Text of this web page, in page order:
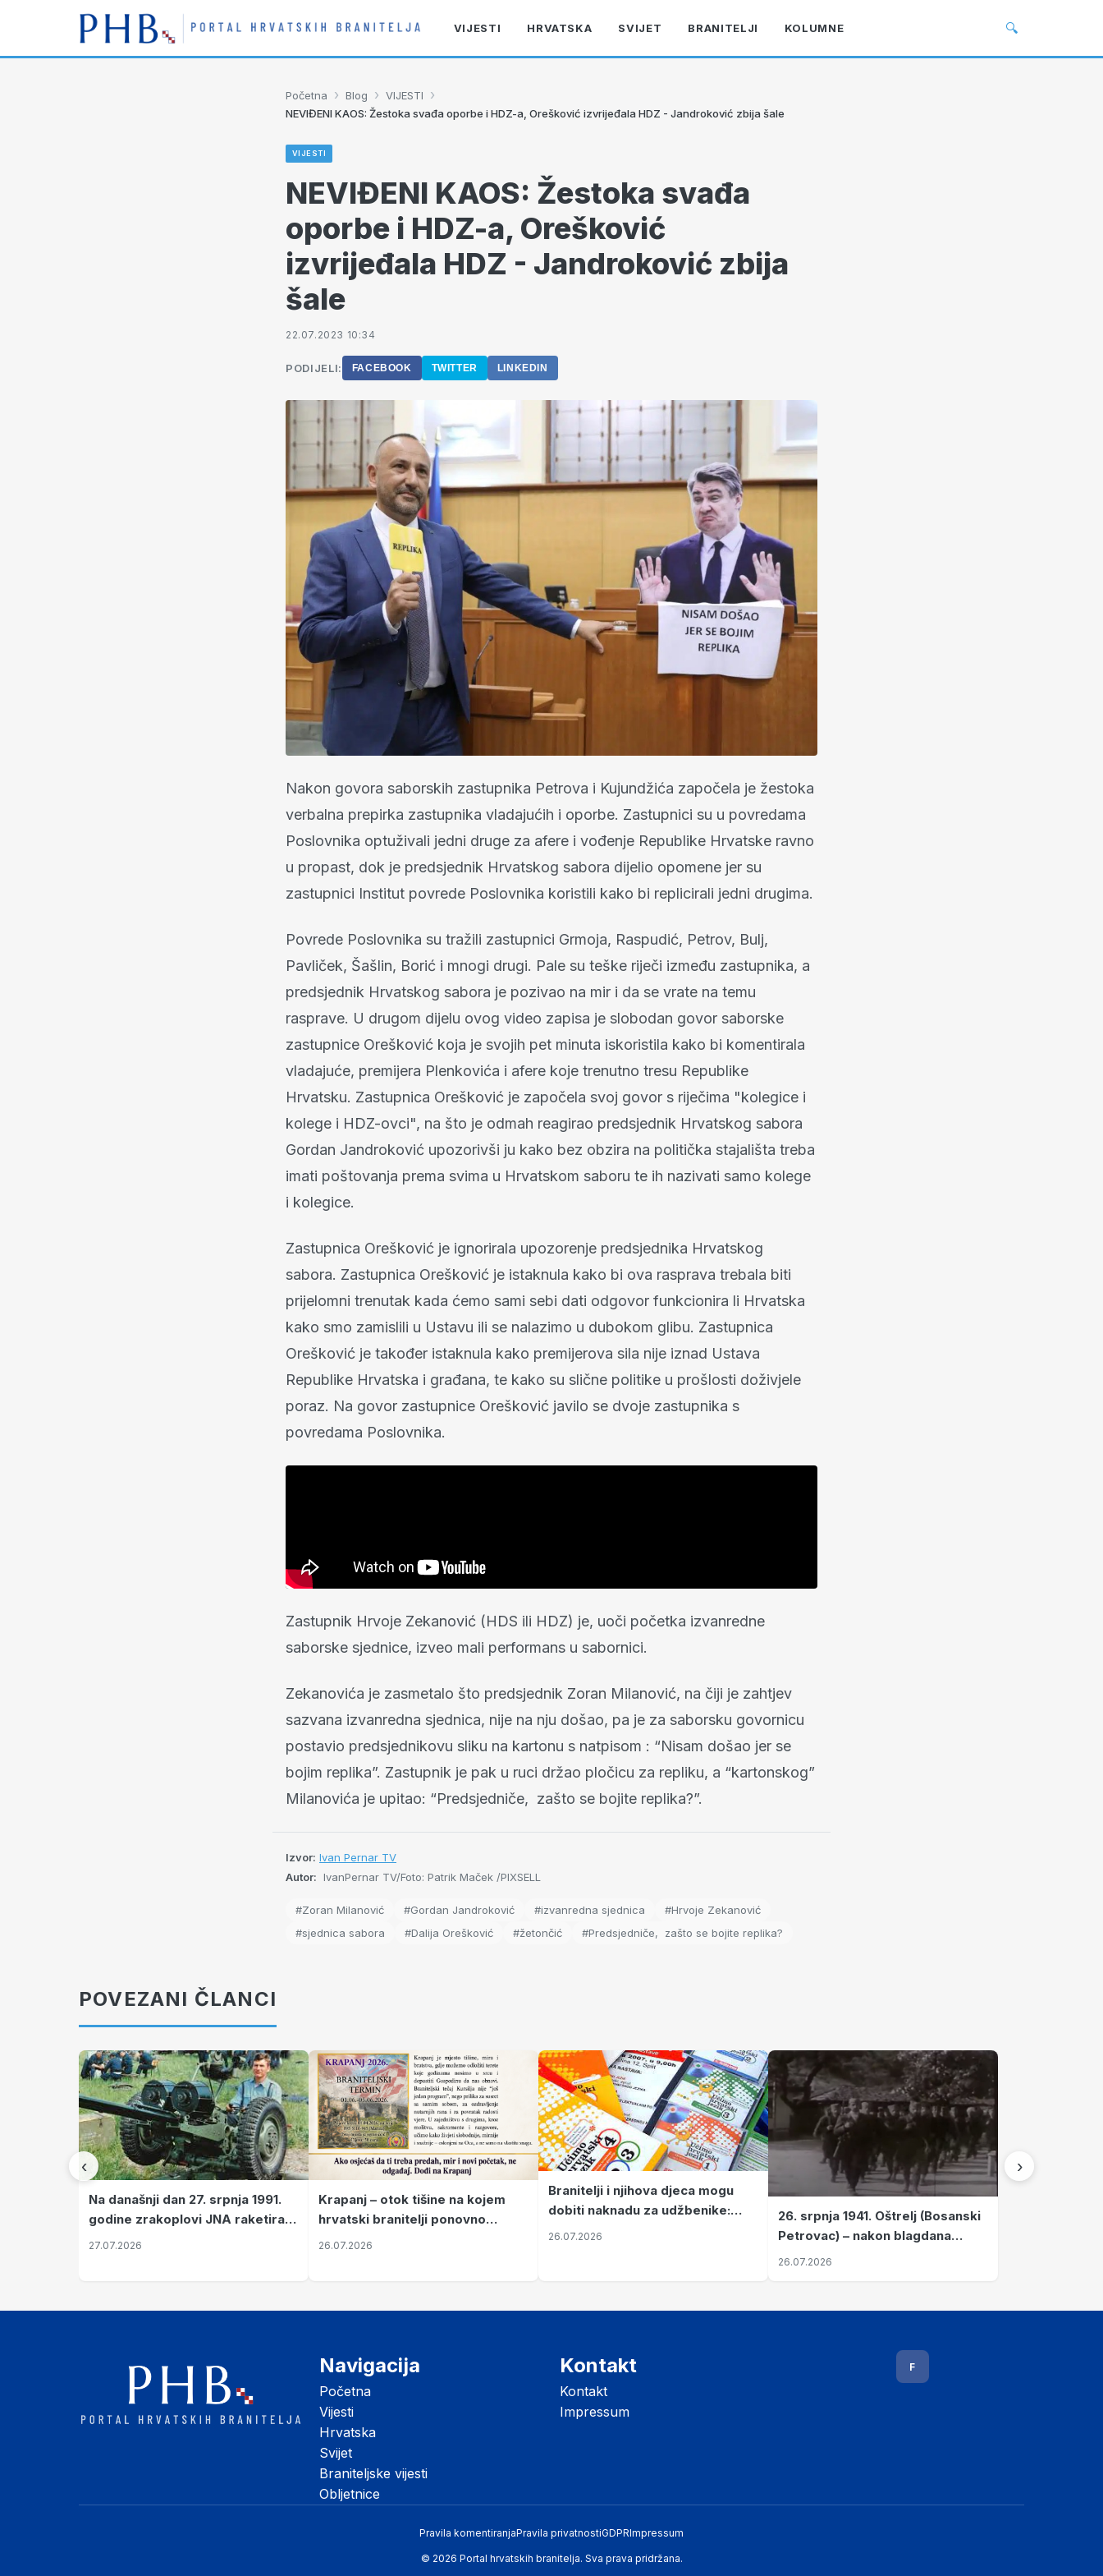
VIJESTI HRVATSKA SVIJET BRANITELJI KOLUMNE 🔍
Početna › Blog › VIJESTI ›
NEVIĐENI KAOS: Žestoka svađa oporbe i HDZ-a, Orešković izvrijeđala HDZ - Jandroković zbija šale
VIJESTI
NEVIĐENI KAOS: Žestoka svađa
oporbe i HDZ-a, Orešković
izvrijeđala HDZ - Jandroković zbija
šale
22.07.2023 10:34
PODIJELI: FACEBOOK TWITTER LINKEDIN
Nakon govora saborskih zastupnika Petrova i Kujundžića započela je žestoka
verbalna prepirka zastupnika vladajućih i oporbe. Zastupnici su u povredama
Poslovnika optuživali jedni druge za afere i vođenje Republike Hrvatske ravno
u propast, dok je predsjednik Hrvatskog sabora dijelio opomene jer su
zastupnici Institut povrede Poslovnika koristili kako bi replicirali jedni drugima.
Povrede Poslovnika su tražili zastupnici Grmoja, Raspudić, Petrov, Bulj,
Pavliček, Šašlin, Borić i mnogi drugi. Pale su teške riječi između zastupnika, a
predsjednik Hrvatskog sabora je pozivao na mir i da se vrate na temu
rasprave. U drugom dijelu ovog video zapisa je slobodan govor saborske
zastupnice Orešković koja je svojih pet minuta iskoristila kako bi komentirala
vladajuće, premijera Plenkovića i afere koje trenutno tresu Republike
Hrvatsku. Zastupnica Orešković je započela svoj govor s riječima "kolegice i
kolege i HDZ-ovci", na što je odmah reagirao predsjednik Hrvatskog sabora
Gordan Jandroković upozorivši ju kako bez obzira na politička stajališta treba
imati poštovanja prema svima u Hrvatskom saboru te ih nazivati samo kolege
i kolegice.
Zastupnica Orešković je ignorirala upozorenje predsjednika Hrvatskog
sabora. Zastupnica Orešković je istaknula kako bi ova rasprava trebala biti
prijelomni trenutak kada ćemo sami sebi dati odgovor funkcionira li Hrvatska
kako smo zamislili u Ustavu ili se nalazimo u dubokom glibu. Zastupnica
Orešković je također istaknula kako premijerova sila nije iznad Ustava
Republike Hrvatska i građana, te kako su slične politike u prošlosti doživjele
poraz. Na govor zastupnice Orešković javilo se dvoje zastupnika s
povredama Poslovnika.
Zastupnik Hrvoje Zekanović (HDS ili HDZ) je, uoči početka izvanredne
saborske sjednice, izveo mali performans u sabornici.
Zekanovića je zasmetalo što predsjednik Zoran Milanović, na čiji je zahtjev
sazvana izvanredna sjednica, nije na nju došao, pa je za saborsku govornicu
postavio predsjednikovu sliku na kartonu s natpisom : “Nisam došao jer se
bojim replika”. Zastupnik je pak u ruci držao pločicu za repliku, a “kartonskog”
Milanovića je upitao: “Predsjedniče, zašto se bojite replika?”.
Izvor: Ivan Pernar TV
Autor: IvanPernar TV/Foto: Patrik Maček /PIXSELL
#Zoran Milanović #Gordan Jandroković #izvanredna sjednica
#Hrvoje Zekanović
#sjednica sabora
#Dalija Orešković #žetončić #Predsjedniče, zašto se bojite replika?
POVEZANI ČLANCI
‹
Na današnji dan 27. srpnja 1991.
godine zrakoplovi JNA raketirali
su vojarnu i obučni centar "Nikola
27.07.2026
Krapanj – otok tišine na kojem
hrvatski branitelji ponovno
pronalaze mir
26.07.2026
Branitelji i njihova djeca mogu
dobiti naknadu za udžbenike:
zahtjevi se podnose do 31.
26.07.2026
26. srpnja 1941. Oštrelj (Bosanski
Petrovac) – nakon blagdana
Svete Ane izvršen napad srpskih
26.07.2026
›
Navigacija
Početna
Vijesti
Hrvatska
Svijet
Braniteljske vijesti
Obljetnice
Kontakt
Kontakt
Impressum
F
Pravila komentiranjaPravila privatnostiGDPRImpressum
© 2026 Portal hrvatskih branitelja. Sva prava pridržana.